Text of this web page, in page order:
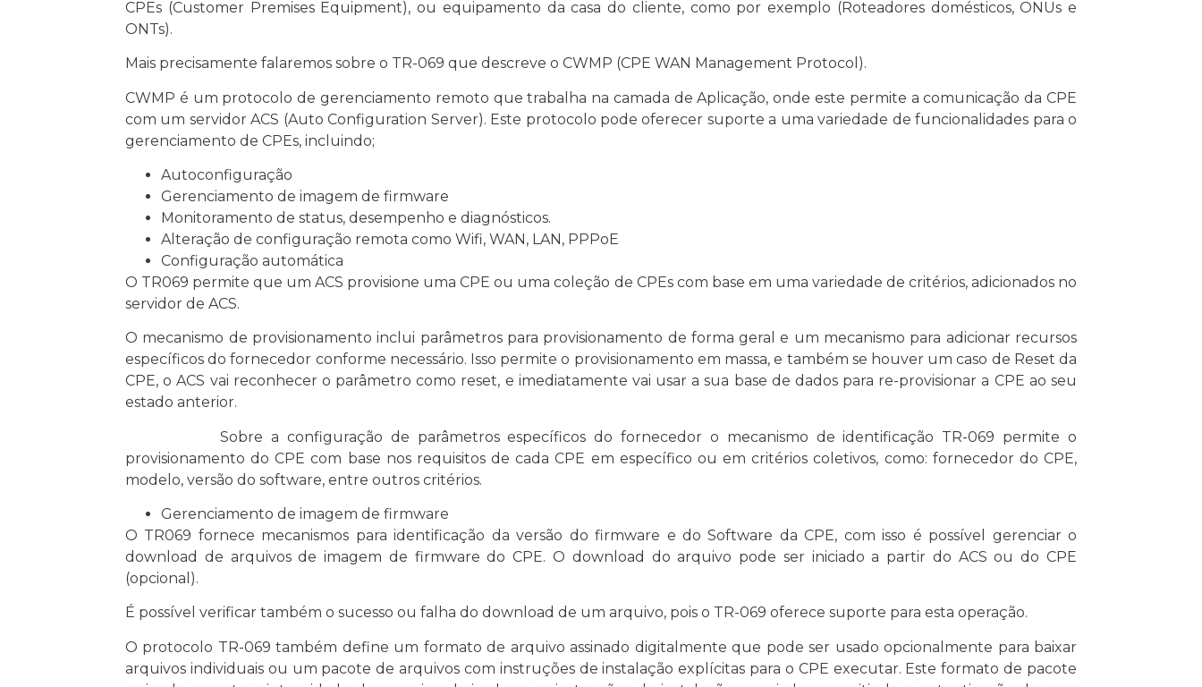
CPEs (Customer Premises Equipment), ou equipamento da casa do cliente, como por exemplo (Roteadores domésticos, ONUs e
ONTs).
Mais precisamente falaremos sobre o TR-069 que descreve o CWMP (CPE WAN Management Protocol).
CWMP é um protocolo de gerenciamento remoto que trabalha na camada de Aplicação, onde este permite a comunicação da CPE
com um servidor ACS (Auto Configuration Server). Este protocolo pode oferecer suporte a uma variedade de funcionalidades para o
gerenciamento de CPEs, incluindo;
Autoconfiguração
Gerenciamento de imagem de firmware
Monitoramento de status, desempenho e diagnósticos.
Alteração de configuração remota como Wifi, WAN, LAN, PPPoE
Configuração automática
O TR069 permite que um ACS provisione uma CPE ou uma coleção de CPEs com base em uma variedade de critérios, adicionados no
servidor de ACS.
O mecanismo de provisionamento inclui parâmetros para provisionamento de forma geral e um mecanismo para adicionar recursos
específicos do fornecedor conforme necessário. Isso permite o provisionamento em massa, e também se houver um caso de Reset da
CPE, o ACS vai reconhecer o parâmetro como reset, e imediatamente vai usar a sua base de dados para re-provisionar a CPE ao seu
estado anterior.
Sobre a configuração de parâmetros específicos do fornecedor o mecanismo de identificação TR-069 permite o
provisionamento do CPE com base nos requisitos de cada CPE em específico ou em critérios coletivos, como: fornecedor do CPE,
modelo, versão do software, entre outros critérios.
Gerenciamento de imagem de firmware
O TR069 fornece mecanismos para identificação da versão do firmware e do Software da CPE, com isso é possível gerenciar o
download de arquivos de imagem de firmware do CPE. O download do arquivo pode ser iniciado a partir do ACS ou do CPE
(opcional).
É possível verificar também o sucesso ou falha do download de um arquivo, pois o TR-069 oferece suporte para esta operação.
O protocolo TR-069 também define um formato de arquivo assinado digitalmente que pode ser usado opcionalmente para baixar
arquivos individuais ou um pacote de arquivos com instruções de instalação explícitas para o CPE executar. Este formato de pacote